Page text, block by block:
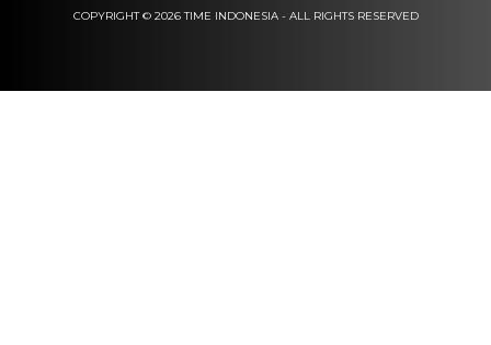
COPYRIGHT © 2026 TIME INDONESIA - ALL RIGHTS RESERVED